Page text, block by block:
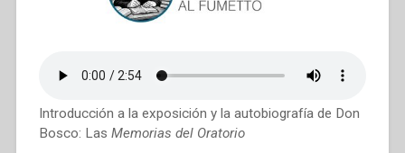
Introducción a la exposición y la autobiografía de Don
Bosco: Las Memorias del Oratorio